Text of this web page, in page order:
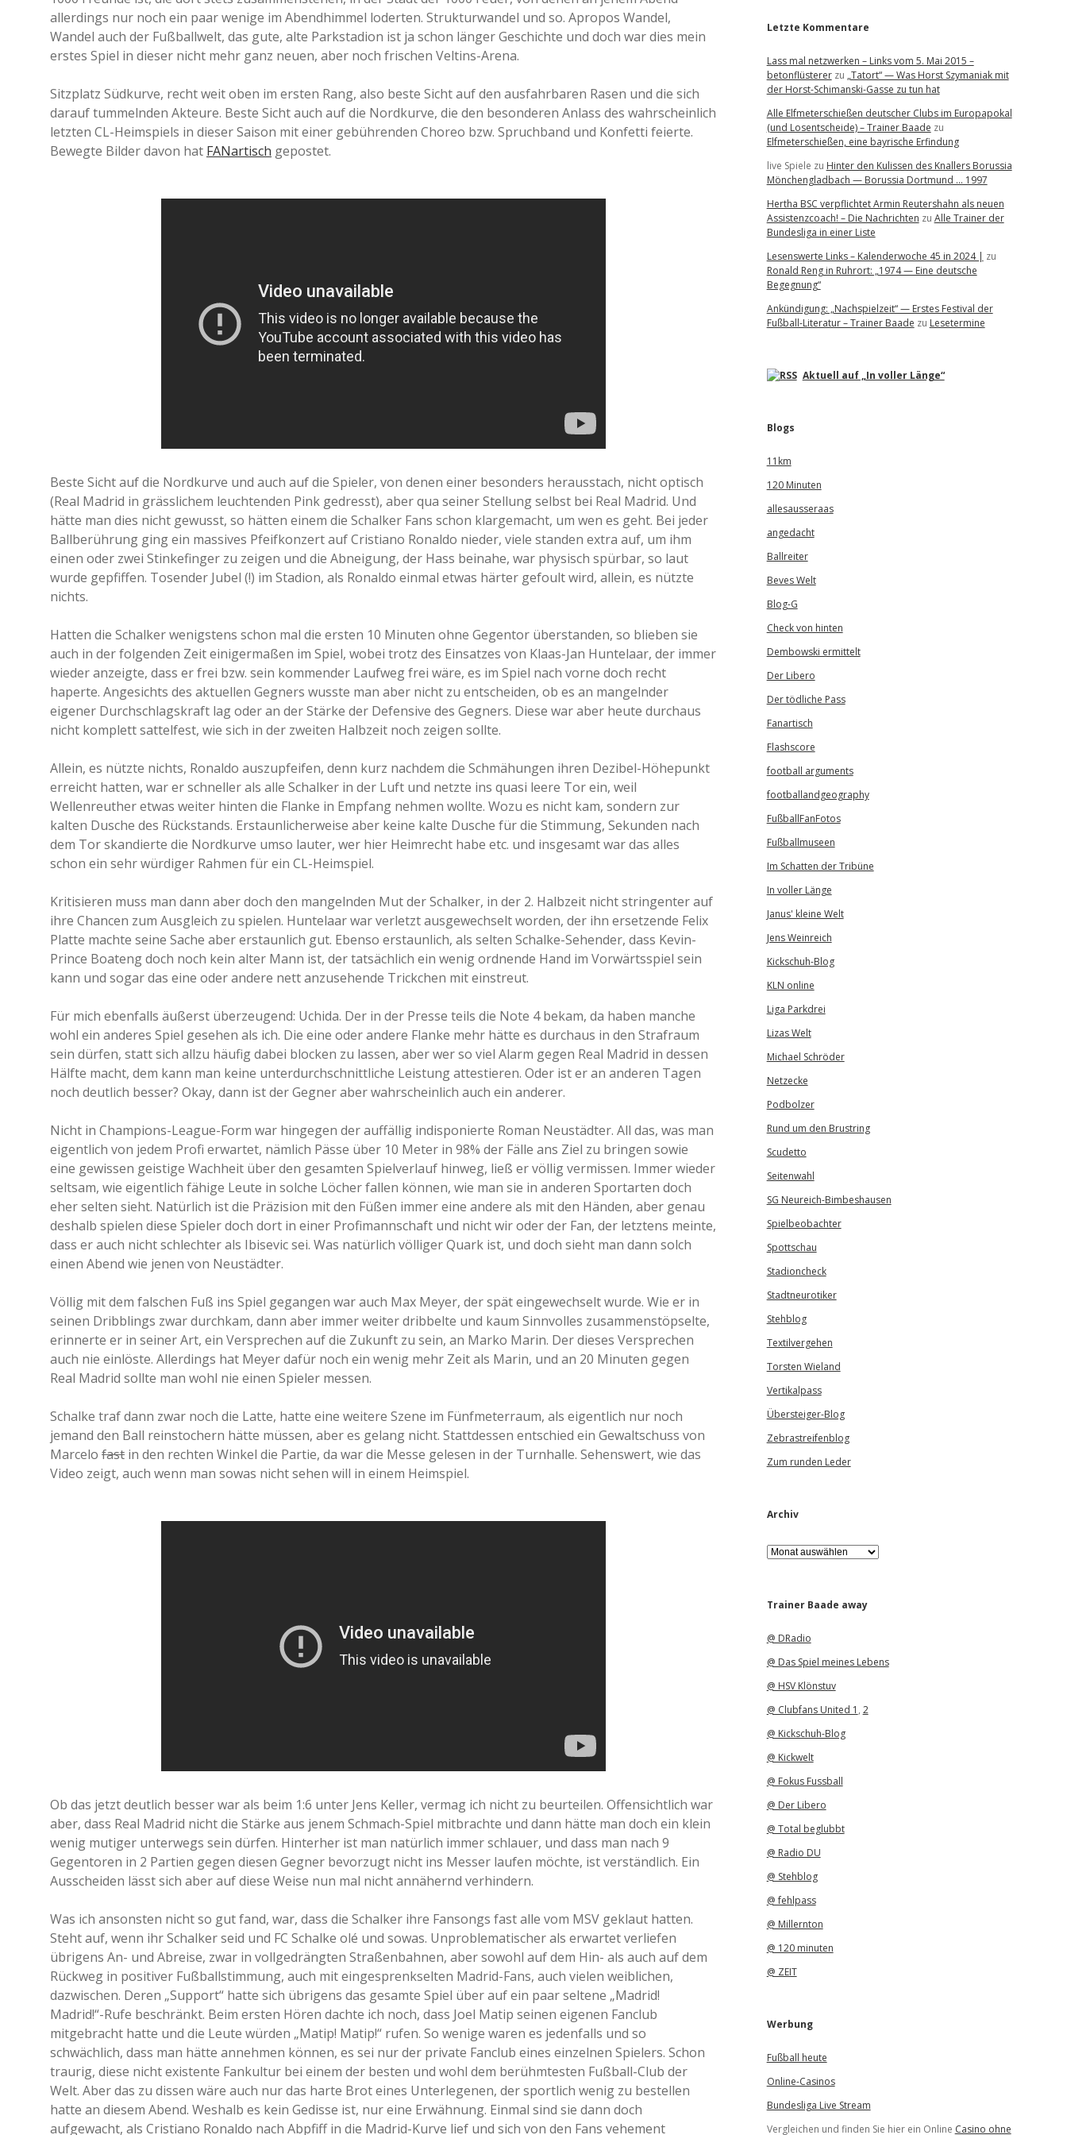
allerdings nur noch ein paar wenige im Abendhimmel loderten. Strukturwandel und so. Apropos Wandel,
Wandel auch der Fußballwelt, das gute, alte Parkstadion ist ja schon länger Geschichte und doch war dies mein
erstes Spiel in dieser nicht mehr ganz neuen, aber noch frischen Veltins-Arena.
Sitzplatz Südkurve, recht weit oben im ersten Rang, also beste Sicht auf den ausfahrbaren Rasen und die sich
darauf tummelnden Akteure. Beste Sicht auch auf die Nordkurve, die den besonderen Anlass des wahrscheinlich
letzten CL-Heimspiels in dieser Saison mit einer gebührenden Choreo bzw. Spruchband und Konfetti feierte.
Bewegte Bilder davon hat FANartisch gepostet.
Beste Sicht auf die Nordkurve und auch auf die Spieler, von denen einer besonders herausstach, nicht optisch
(Real Madrid in grässlichem leuchtenden Pink gedresst), aber qua seiner Stellung selbst bei Real Madrid. Und
hätte man dies nicht gewusst, so hätten einem die Schalker Fans schon klargemacht, um wen es geht. Bei jeder
Ballberührung ging ein massives Pfeifkonzert auf Cristiano Ronaldo nieder, viele standen extra auf, um ihm
einen oder zwei Stinkefinger zu zeigen und die Abneigung, der Hass beinahe, war physisch spürbar, so laut
wurde gepfiffen. Tosender Jubel (!) im Stadion, als Ronaldo einmal etwas härter gefoult wird, allein, es nützte
nichts.
Hatten die Schalker wenigstens schon mal die ersten 10 Minuten ohne Gegentor überstanden, so blieben sie
auch in der folgenden Zeit einigermaßen im Spiel, wobei trotz des Einsatzes von Klaas-Jan Huntelaar, der immer
wieder anzeigte, dass er frei bzw. sein kommender Laufweg frei wäre, es im Spiel nach vorne doch recht
haperte. Angesichts des aktuellen Gegners wusste man aber nicht zu entscheiden, ob es an mangelnder
eigener Durchschlagskraft lag oder an der Stärke der Defensive des Gegners. Diese war aber heute durchaus
nicht komplett sattelfest, wie sich in der zweiten Halbzeit noch zeigen sollte.
Allein, es nützte nichts, Ronaldo auszupfeifen, denn kurz nachdem die Schmähungen ihren Dezibel-Höhepunkt
erreicht hatten, war er schneller als alle Schalker in der Luft und netzte ins quasi leere Tor ein, weil
Wellenreuther etwas weiter hinten die Flanke in Empfang nehmen wollte. Wozu es nicht kam, sondern zur
kalten Dusche des Rückstands. Erstaunlicherweise aber keine kalte Dusche für die Stimmung, Sekunden nach
dem Tor skandierte die Nordkurve umso lauter, wer hier Heimrecht habe etc. und insgesamt war das alles
schon ein sehr würdiger Rahmen für ein CL-Heimspiel.
Kritisieren muss man dann aber doch den mangelnden Mut der Schalker, in der 2. Halbzeit nicht stringenter auf
ihre Chancen zum Ausgleich zu spielen. Huntelaar war verletzt ausgewechselt worden, der ihn ersetzende Felix
Platte machte seine Sache aber erstaunlich gut. Ebenso erstaunlich, als selten Schalke-Sehender, dass Kevin-
Prince Boateng doch noch kein alter Mann ist, der tatsächlich ein wenig ordnende Hand im Vorwärtsspiel sein
kann und sogar das eine oder andere nett anzusehende Trickchen mit einstreut.
Für mich ebenfalls äußerst überzeugend: Uchida. Der in der Presse teils die Note 4 bekam, da haben manche
wohl ein anderes Spiel gesehen als ich. Die eine oder andere Flanke mehr hätte es durchaus in den Strafraum
sein dürfen, statt sich allzu häufig dabei blocken zu lassen, aber wer so viel Alarm gegen Real Madrid in dessen
Hälfte macht, dem kann man keine unterdurchschnittliche Leistung attestieren. Oder ist er an anderen Tagen
noch deutlich besser? Okay, dann ist der Gegner aber wahrscheinlich auch ein anderer.
Nicht in Champions-League-Form war hingegen der auffällig indisponierte Roman Neustädter. All das, was man
eigentlich von jedem Profi erwartet, nämlich Pässe über 10 Meter in 98% der Fälle ans Ziel zu bringen sowie
eine gewissen geistige Wachheit über den gesamten Spielverlauf hinweg, ließ er völlig vermissen. Immer wieder
seltsam, wie eigentlich fähige Leute in solche Löcher fallen können, wie man sie in anderen Sportarten doch
eher selten sieht. Natürlich ist die Präzision mit den Füßen immer eine andere als mit den Händen, aber genau
deshalb spielen diese Spieler doch dort in einer Profimannschaft und nicht wir oder der Fan, der letztens meinte,
dass er auch nicht schlechter als Ibisevic sei. Was natürlich völliger Quark ist, und doch sieht man dann solch
einen Abend wie jenen von Neustädter.
Völlig mit dem falschen Fuß ins Spiel gegangen war auch Max Meyer, der spät eingewechselt wurde. Wie er in
seinen Dribblings zwar durchkam, dann aber immer weiter dribbelte und kaum Sinnvolles zusammenstöpselte,
erinnerte er in seiner Art, ein Versprechen auf die Zukunft zu sein, an Marko Marin. Der dieses Versprechen
auch nie einlöste. Allerdings hat Meyer dafür noch ein wenig mehr Zeit als Marin, und an 20 Minuten gegen
Real Madrid sollte man wohl nie einen Spieler messen.
Schalke traf dann zwar noch die Latte, hatte eine weitere Szene im Fünfmeterraum, als eigentlich nur noch
jemand den Ball reinstochern hätte müssen, aber es gelang nicht. Stattdessen entschied ein Gewaltschuss von
Marcelo fast in den rechten Winkel die Partie, da war die Messe gelesen in der Turnhalle. Sehenswert, wie das
Video zeigt, auch wenn man sowas nicht sehen will in einem Heimspiel.
Ob das jetzt deutlich besser war als beim 1:6 unter Jens Keller, vermag ich nicht zu beurteilen. Offensichtlich war
aber, dass Real Madrid nicht die Stärke aus jenem Schmach-Spiel mitbrachte und dann hätte man doch ein klein
wenig mutiger unterwegs sein dürfen. Hinterher ist man natürlich immer schlauer, und dass man nach 9
Gegentoren in 2 Partien gegen diesen Gegner bevorzugt nicht ins Messer laufen möchte, ist verständlich. Ein
Ausscheiden lässt sich aber auf diese Weise nun mal nicht annähernd verhindern.
Was ich ansonsten nicht so gut fand, war, dass die Schalker ihre Fansongs fast alle vom MSV geklaut hatten.
Steht auf, wenn ihr Schalker seid und FC Schalke olé und sowas. Unproblematischer als erwartet verliefen
übrigens An- und Abreise, zwar in vollgedrängten Straßenbahnen, aber sowohl auf dem Hin- als auch auf dem
Rückweg in positiver Fußballstimmung, auch mit eingesprenkselten Madrid-Fans, auch vielen weiblichen,
dazwischen. Deren „Support“ hatte sich übrigens das gesamte Spiel über auf ein paar seltene „Madrid!
Madrid!“-Rufe beschränkt. Beim ersten Hören dachte ich noch, dass Joel Matip seinen eigenen Fanclub
mitgebracht hatte und die Leute würden „Matip! Matip!“ rufen. So wenige waren es jedenfalls und so
schwächlich, dass man hätte annehmen können, es sei nur der private Fanclub eines einzelnen Spielers. Schon
traurig, diese nicht existente Fankultur bei einem der besten und wohl dem berühmtesten Fußball-Club der
Welt. Aber das zu dissen wäre auch nur das harte Brot eines Unterlegenen, der sportlich wenig zu bestellen
hatte an diesem Abend. Weshalb es kein Gedisse ist, nur eine Erwähnung. Einmal sind sie dann doch
aufgewacht, als Cristiano Ronaldo nach Abpfiff in die Madrid-Kurve lief und sich von den Fans vehement
Letzte Kommentare
Lass mal netzwerken – Links vom 5. Mai 2015 –
betonflüstererzu „Tatort“ — Was Horst Szymaniak mit
der Horst-Schimanski-Gasse zu tun hat
Alle Elfmeterschießen deutscher Clubs im Europapokal
(und Losentscheide) – Trainer Baade zu
Elfmeterschießen, eine bayrische Erfindung
live Spiele zu Hinter den Kulissen des Knallers Borussia
Mönchengladbach — Borussia Dortmund … 1997
Hertha BSC verpflichtet Armin Reutershahn als neuen
Assistenzcoach! – Die Nachrichten zu Alle Trainer der
Bundesliga in einer Liste
Lesenswerte Links – Kalenderwoche 45 in 2024 | zu
Ronald Reng in Ruhrort: „1974 — Eine deutsche
Begegnung“
Ankündigung: „Nachspielzeit“ — Erstes Festival der
Fußball-Literatur – Trainer Baade zu Lesetermine
Aktuell auf „In voller Länge“
Blogs
11km
120 Minuten
allesausseraas
angedacht
Ballreiter
Beves Welt
Blog-G
Check von hinten
Dembowski ermittelt
Der Libero
Der tödliche Pass
Fanartisch
Flashscore
football arguments
footballandgeography
FußballFanFotos
Fußballmuseen
Im Schatten der Tribüne
In voller Länge
Janus' kleine Welt
Jens Weinreich
Kickschuh-Blog
KLN online
Liga Parkdrei
Lizas Welt
Michael Schröder
Netzecke
Podbolzer
Rund um den Brustring
Scudetto
Seitenwahl
SG Neureich-Bimbeshausen
Spielbeobachter
Spottschau
Stadioncheck
Stadtneurotiker
Stehblog
Textilvergehen
Torsten Wieland
Vertikalpass
Übersteiger-Blog
Zebrastreifenblog
Zum runden Leder
Archiv
A
r
iTrainer Baade away
@ DRadio
@ Das Spiel meines Lebens
@ HSV Klönstuv
@ Clubfans United 1 , 2
@ Kickschuh-Blog
@ Kickwelt
@ Fokus Fussball
@ Der Libero
@ Total beglubbt
@ Radio DU
@ Stehblog
@ fehlpass
@ Millernton
@ 120 minuten
@ ZEIT
Werbung
Fußball heute
Online-Casinos
Bundesliga Live Stream
Vergleichen und finden Sie hier ein Online Casino ohne